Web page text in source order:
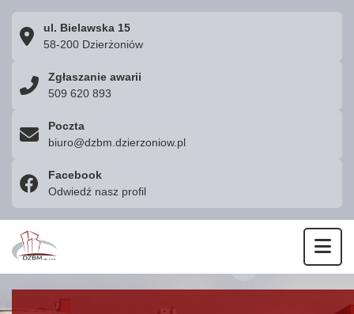
ul. Bielawska 15
58-200 Dzierżoniów
Zgłaszanie awarii
509 620 893
Poczta
biuro@dzbm.dzierzoniow.pl
Facebook
Odwiedź nasz profil